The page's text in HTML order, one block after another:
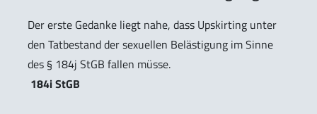
Der erste Gedanke liegt nahe, dass Upskirting unter
den Tatbestand der sexuellen Belästigung im Sinne
des § 184j StGB fallen müsse.
184i StGB